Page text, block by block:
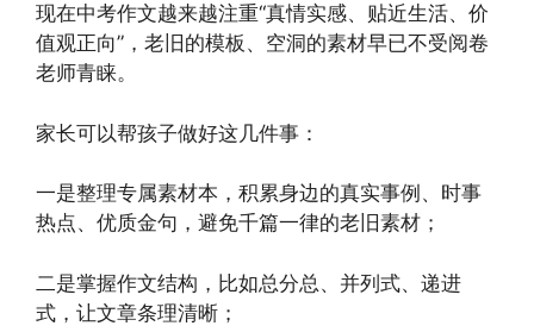
现在中考作文越来越注重“真情实感、贴近生活、价
值观正向”，老旧的模板、空洞的素材早已不受阅卷
老师青睐。
家长可以帮孩子做好这几件事：
一是整理专属素材本，积累身边的真实事例、时事
热点、优质金句，避免千篇一律的老旧素材；
二是掌握作文结构，比如总分总、并列式、递进
式，让文章条理清晰；